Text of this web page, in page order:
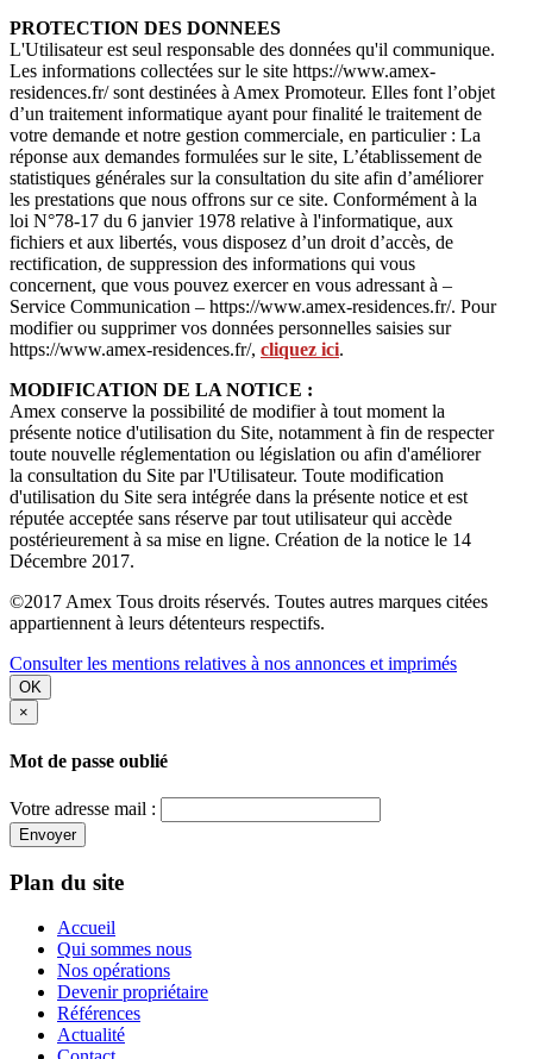
PROTECTION DES DONNEES
L'Utilisateur est seul responsable des données qu'il communique.
Les informations collectées sur le site https://www.amex-
residences.fr/ sont destinées à Amex Promoteur. Elles font l’objet
d’un traitement informatique ayant pour finalité le traitement de
votre demande et notre gestion commerciale, en particulier : La
réponse aux demandes formulées sur le site, L’établissement de
statistiques générales sur la consultation du site afin d’améliorer
les prestations que nous offrons sur ce site. Conformément à la
loi N°78-17 du 6 janvier 1978 relative à l'informatique, aux
fichiers et aux libertés, vous disposez d’un droit d’accès, de
rectification, de suppression des informations qui vous
concernent, que vous pouvez exercer en vous adressant à –
Service Communication – https://www.amex-residences.fr/. Pour
modifier ou supprimer vos données personnelles saisies sur
https://www.amex-residences.fr/, cliquez ici.
MODIFICATION DE LA NOTICE :
Amex conserve la possibilité de modifier à tout moment la
présente notice d'utilisation du Site, notamment à fin de respecter
toute nouvelle réglementation ou législation ou afin d'améliorer
la consultation du Site par l'Utilisateur. Toute modification
d'utilisation du Site sera intégrée dans la présente notice et est
réputée acceptée sans réserve par tout utilisateur qui accède
postérieurement à sa mise en ligne. Création de la notice le 14
Décembre 2017.
©2017 Amex Tous droits réservés. Toutes autres marques citées
appartiennent à leurs détenteurs respectifs.
Consulter les mentions relatives à nos annonces et imprimés
OK
×
Mot de passe oublié
Votre adresse mail :
Envoyer
Plan du site
Accueil
Qui sommes nous
Nos opérations
Devenir propriétaire
Références
Actualité